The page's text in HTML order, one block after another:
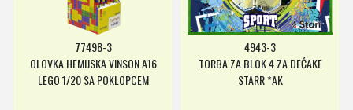
77498-3
OLOVKA HEMIJSKA VINSON A16
LEGO 1/20 SA POKLOPCEM
4943-3
TORBA ZA BLOK 4 ZA DEČAKE
STARR *AK